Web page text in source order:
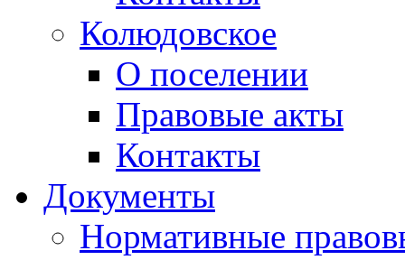
Колюдовское
О поселении
Правовые акты
Контакты
Документы
Нормативные